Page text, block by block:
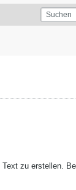
zu erstellen.